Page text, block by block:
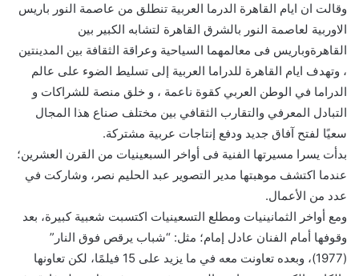
وقالت ان ايام القاهرة الدرما العربية تنطلق من عاصمة النور باريس
الاوربية لعاصمة النور بالشرق القاهرة لتشابه الكبير بين
القاهرةوباريس فى معالمهما السياحية وعراقة الثقافة بين المدينتين
، وتهدف ايام القاهرة للدراما العربية إلى تسليط الضوء على عالم
الدراما في الوطن العربي كقوة ناعمة ، و خلق منصة للشراكات و
التبادل المعرفي والتقارب الثقافي بين مختلف صناع هذا المجال
سعيًا لفتح آفاق جديد ودفع إنتاجات عربية مشتركة.
بدأت يسرا مسيرتها الفنية فى أواخر السبعينيات من القرن العشرين؛
عندما اكتشف موهبتها مدير التصوير عبد الحليم نصر، وشاركت في
عدد من الأعمال.
ومع أواخر الثمانينيات ومطلع التسعينيات اكتسبت شعبية كبيرة، بعد
وقوفها أمام الفنان عادل إمام؛ مثل: “شباب يرقص فوق النار”
(1977)، وبعده تعاونت معه في ما يزيد على 15 فيلمًا، لكن تعاونها